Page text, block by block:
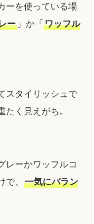
ーを使っている場
ー」か「 ワッフル
スタイリッシュで
く見えがち。
レーかワッフルコ
、 一気にバラン